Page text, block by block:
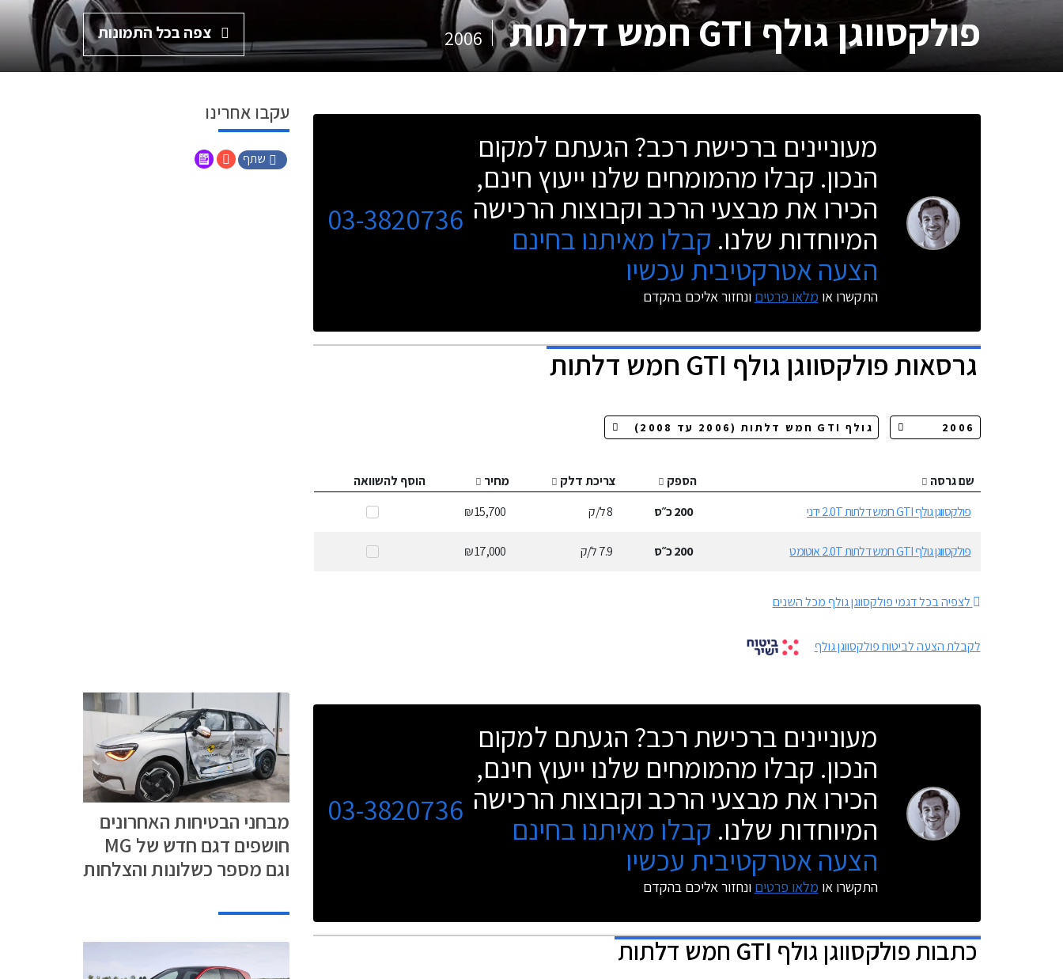
פולקסווגן גולף GTI חמש דלתות 2006 צפה בכל התמונות
מעוניינים ברכישת רכב? הגעתם למקום
הנכון. קבלו מהמומחים שלנו ייעוץ חינם,
הכירו את מבצעי הרכב וקבוצות הרכישה
המיוחדות שלנו. קבלו מאיתנו בחינם
הצעה אטרקטיבית עכשיו
התקשרו או מלאו פרטים ונחזור אליכם בהקדם
03-3820736
גרסאותפולקסווגן גולף GTI חמש דלתות
שם גרסה הספק צריכת דלק מחיר
הוסף להשוואה
פולקסווגן גולף GTI חמש דלתות 2.0T ידני
200כ״ס 8ל/ק 15,700 ₪
פולקסווגן גולף GTI חמש דלתות 2.0T אוטומט 200כ״ס 7.9ל/ק 17,000 ₪
לצפיה בכל דגמי פולקסווגן גולף מכל השנים
לקבלת הצעה לביטוח פולקסווגן גולף
עקבו אחרינו
שתף
מעוניינים ברכישת רכב? הגעתם למקום
הנכון. קבלו מהמומחים שלנו ייעוץ חינם,
הכירו את מבצעי הרכב וקבוצות הרכישה
המיוחדות שלנו. קבלו מאיתנו בחינם
הצעה אטרקטיבית עכשיו
התקשרו או מלאו פרטים ונחזור אליכם בהקדם
03-3820736
כתבותפולקסווגן גולף GTI חמש דלתות
מבחני הבטיחות האחרונים
חושפים דגם חדש של MG
וגם מספר כשלונות והצלחות